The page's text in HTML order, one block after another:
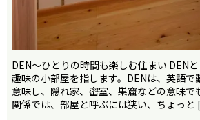
DEN～ひとりの時間も楽しむ住まい DEN
趣味の小部屋を指します。DENは、英語で
意味し、隠れ家、密室、巣窟などの意味で
関係では、部屋と呼ぶには狭い、ちょっ